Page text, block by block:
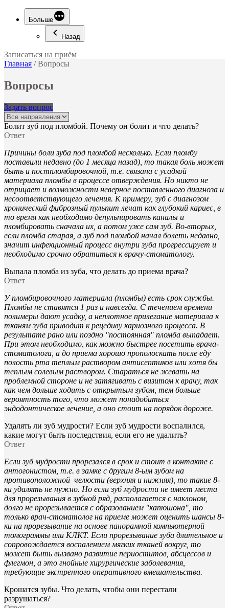
Больше
Назад
Записаться на приём
Главная /Вопросы
Вопросы
Задать вопрос
Болит зуб под пломбой. Почему он болит и что делать?
Ответ
Причины боли зуба под пломбой несколько. Если пломбу
поставили недавно (до 1 месяца назад), то такая боль может
быть и постпломбировочной, т.е. связана с усадкой
материала пломбы в процессе отверждения. Но никто не
отрицает и возможности неверное поставленного диагноза и
несоответствующего лечения. К примеру, зуб с диагнозом
хронический фиброзный пульпит лечат как глубокий кариес, в
то время как необходимо депульпировать каналы и
пломбировать сначала их, а потом уже сам зуб. Во-вторых,
если пломба старая, а зуб под пломбой начал болеть недавно,
значит инфекционный процесс внутри зуба прогрессирует и
необходимо срочно обратиться к врачу-стоматологу.
Выпала пломба из зуба, что делать до приема врача?
Ответ
У пломбировочного материала (пломбы) есть срок службы.
Пломбы не ставятся 1 раз и навсегда. С течением времени
полимеры дают усадку, а неплотное прилегание материала к
тканям зуба приводит к рецедиву кариозного процесса. В
результате рано или поздно "постоянная" пломба выпадает.
При этом необходимо, как можно быстрее посетить врача-
стоматолога, а до приема хорошо прополоскать после еду
полость рта теплым раствором антисептиков или хотя бы
теплым солевым раствором. Стараться не жевать на
проблемной стороне и не затягивать с визитом к врачу, так
как чем дольше ходить с открытым зубом, тем больше
вероятность того, что может понадобиться
эндодонтическое лечение, а оно стоит на порядок дороже.
Удалять ли зуб мудрости? Если зуб мудрости воспалился,
какие могут быть последствия, если его не удалить?
Ответ
Если зуб мудрости прорезался в срок и стоит в контакте с
антогонистом, т.е. в замке с другим 8-ым зубом на
противоположной челюсти (верхняя и нижняя), то такие 8-
ки удалять не нужно. Но если зуб мудрости не имеет места
для прорезывания в зубной ряд, располагается с наклоном,
долго не прорезывается с образованием "капюшона", то
только врач-стоматолог на приеме может оценить шансы 8-
ки на прорезывание на основе панорамной компьютерной
томограммы или КЛКТ. Если прорезывание зуба длительное и
сопровождается воспалением мягких тканей вокруг, то
может быть вызвано развитие периоститов, абсцессов и
флегмон, а это гнойные хирургические заболевания,
требующие экстренного оперативного вмешательства.
Крошатся зубы. Что делать, чтобы они перестали
разрушаться?